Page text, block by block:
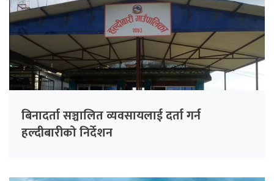
बिनादर्ता सञ्चालित व्यवसायलाई दर्ता गर्न
हल्दीबारीको निर्देशन